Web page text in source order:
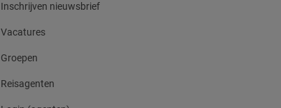
Inschrijven nieuwsbrief
Vacatures
Groepen
Reisagenten